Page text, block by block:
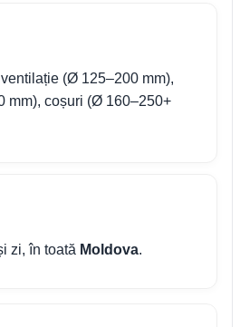
(Ø 125–200 mm),
mm), coșuri (Ø 160–250+
zi, în toată Moldova.